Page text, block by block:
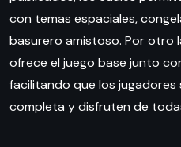
con temas espaciales,
basurero amistoso. Por otro
ofrece el juego base junto
facilitando que los
completa y disfruten de